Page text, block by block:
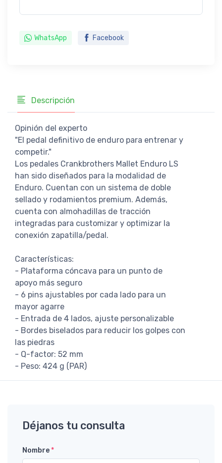
WhatsApp Facebook
Descripción
Opinión del experto
"El pedal definitivo de enduro para entrenar y
competir."
Los pedales Crankbrothers Mallet Enduro LS
han sido diseñados para la modalidad de
Enduro. Cuentan con un sistema de doble
sellado y rodamientos premium. Además,
cuenta con almohadillas de tracción
integradas para customizar y optimizar la
conexión zapatilla/pedal.
Características:
- Plataforma cóncava para un punto de
apoyo más seguro
- 6 pins ajustables por cada lado para un
mayor agarre
- Entrada de 4 lados, ajuste personalizable
- Bordes biselados para reducir los golpes con
las piedras
- Q-factor: 52 mm
- Peso: 424 g (PAR)
Déjanos tu consulta
Nombre*